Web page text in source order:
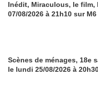
Inédit, Miraculous, le film,
07/08/2026 à 21h10 sur M6
Scènes de ménages, 18e
le lundi 25/08/2026 à